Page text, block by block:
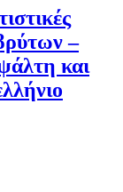
–
και